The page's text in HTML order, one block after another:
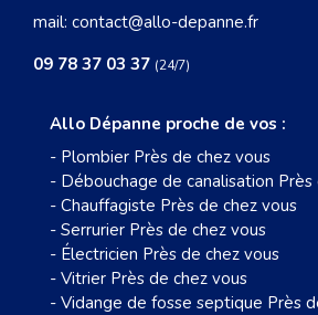
mail: contact@allo-depanne.fr
09 78 37 03 37 (24/7)
Allo Dépanne proche de vos :
- Plombier Près de chez vous
- Débouchage de canalisation Près
- Chauffagiste Près de chez vous
- Serrurier Près de chez vous
- Électricien Près de chez vous
- Vitrier Près de chez vous
- Vidange de fosse septique Près